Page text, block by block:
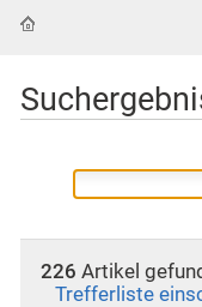
226 Artikel
Trefferliste